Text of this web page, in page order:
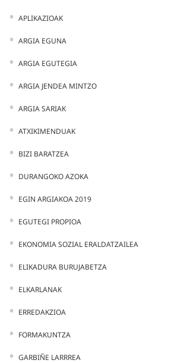
APLIKAZIOAK
ARGIA EGUNA
ARGIA EGUTEGIA
ARGIA JENDEA MINTZO
ARGIA SARIAK
ATXIKIMENDUAK
BIZI BARATZEA
DURANGOKO AZOKA
EGIN ARGIAKOA 2019
EGUTEGI PROPIOA
EKONOMIA SOZIAL ERALDATZAILEA
ELIKADURA BURUJABETZA
ELKARLANAK
ERREDAKZIOA
FORMAKUNTZA
GARBIÑE LARRREA